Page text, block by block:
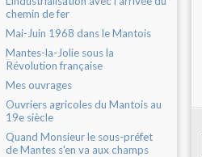
chemin de fer
Mai-Juin 1968 dans le Mantois
Mantes-la-Jolie sous la
Révolution française
Mes ouvrages
Ouvriers agricoles du Mantois au
19e siècle
Quand Monsieur le sous-préfet
de Mantes s'en va aux champs